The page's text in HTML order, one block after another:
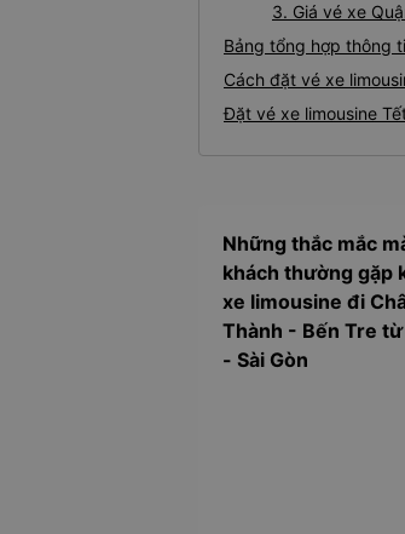
3. Giá vé xe
Bảng tổng hợp thông
Cách đặt vé xe
Đặt vé xe limousine
Những thắc mắc
khách thường gặp
xe limousine đi
Thành - Bến Tre từ
- Sài Gòn